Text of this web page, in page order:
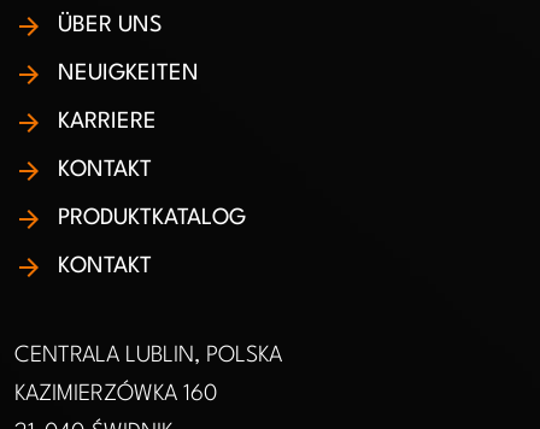
ÜBER UNS
NEUIGKEITEN
KARRIERE
KONTAKT
PRODUKTKATALOG
KONTAKT
CENTRALA LUBLIN, POLSKA
KAZIMIERZÓWKA 160